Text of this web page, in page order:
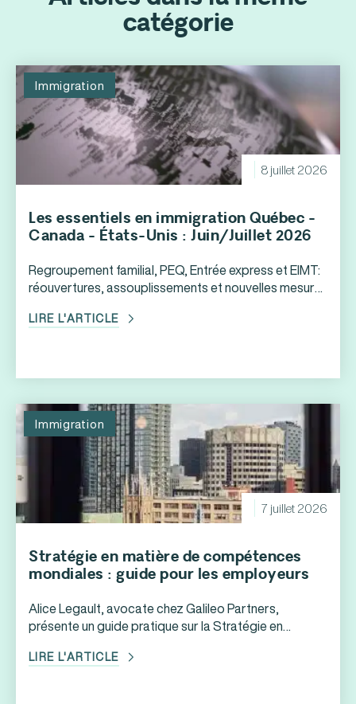
catégorie
Immigration
8 juillet 2026
Les essentiels en immigration Québec -
Canada - États-Unis : Juin/Juillet 2026
Regroupement familial, PEQ, Entrée express et EIMT:
réouvertures, assouplissements et nouvelles mesures
article sont à jour à la date de sa publication.
d’attente, le ministère de l’Immigration, de la
LIRE L'ARTICLE
Immigration
7 juillet 2026
Stratégie en matière de compétences
mondiales : guide pour les employeurs
Alice Legault, avocate chez Galileo Partners,
présente un guide pratique sur la Stratégie en
programme visant à faciliter et à accélérer
LIRE L'ARTICLE